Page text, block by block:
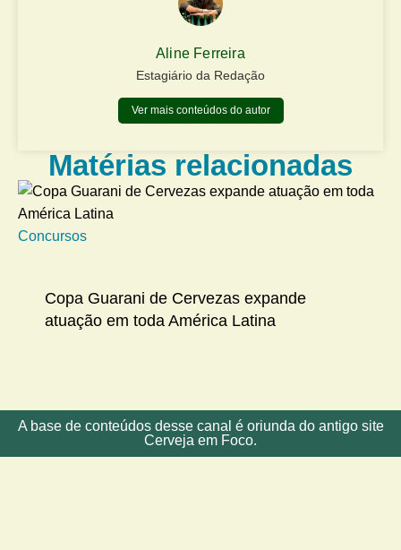
Aline Ferreira
Estagiário da Redação
Ver mais conteúdos do autor
Matérias relacionadas
Concursos
Copa Guarani de Cervezas expande
atuação em toda América Latina
A base de conteúdos desse canal é oriunda do antigo site
Cerveja em Foco.